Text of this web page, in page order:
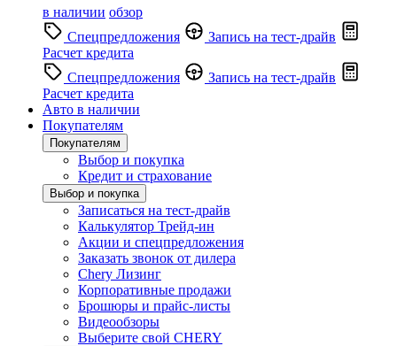
в наличии обзор
Спецпредложения
Запись на тест-драйв
Расчет кредита
Спецпредложения
Запись на тест-драйв
Расчет кредита
Авто в наличии
Покупателям
Покупателям
Выбор и покупка
Кредит и страхование
Выбор и покупка
Записаться на тест-драйв
Калькулятор Трейд-ин
Акции и спецпредложения
Заказать звонок от дилера
Chery Лизинг
Корпоративные продажи
Брошюры и прайс-листы
Видеообзоры
Выберите свой CHERY